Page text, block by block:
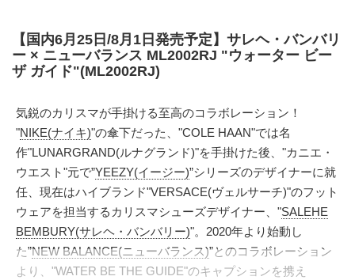
【国内6月25日/8月1日発売予定】サレヘ・バンバリ
ー × ニューバランス ML2002RJ "ウォーター ビー
ザ ガイド"(ML2002RJ)
気鋭のカリスマが手掛ける至高のコラボレーション！
"NIKE(ナイキ)"の傘下だった、"COLE HAAN"では名
作"LUNARGRAND(ルナグランド)"を手掛けた後、"カニエ・
ウエスト"元で”YEEZY(イージー)”シリーズのデザイナーに就
任、現在はハイブランド"VERSACE(ヴェルサーチ)"のフット
ウェアを担当するカリスマシューズデザイナー、"SALEHE
BEMBURY(サレヘ・バンバリー)"。2020年より始動し
た”NEW BALANCE(ニューバランス)”とのコラボレーション
より、"WATER BE THE GUIDE"のキャプションを携え